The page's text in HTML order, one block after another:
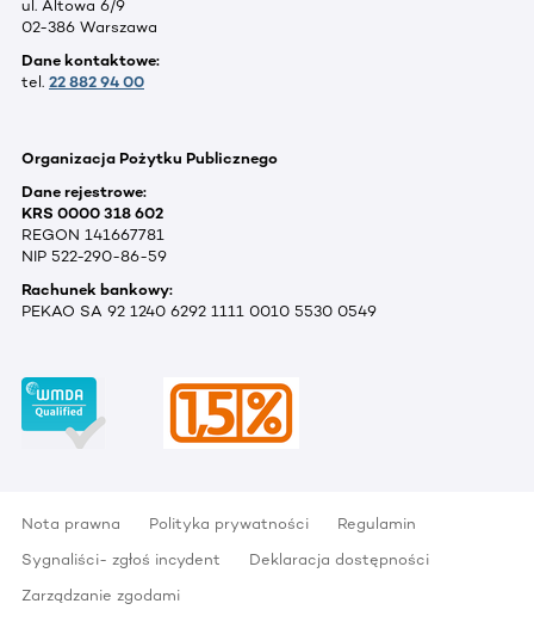
ul. Altowa 6/9
02-386 Warszawa
Dane kontaktowe:
tel. 22 882 94 00
Organizacja Pożytku Publicznego
Dane rejestrowe:
KRS 0000 318 602
REGON 141667781
NIP 522-290-86-59
Rachunek bankowy:
PEKAO SA 92 1240 6292 1111 0010 5530 0549
Nota prawna Polityka prywatności
Regulamin
Sygnaliści- zgłoś incydent
Deklaracja dostępności
Zarządzanie zgodami